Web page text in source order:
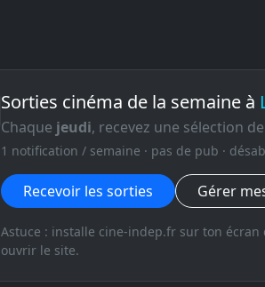
Sorties cinéma de la semaine à
Chaque jeudi, recevez une sélection de
1 notification / semaine · pas de pub ·
Recevoir les sorties Gérer
Astuce : installe cine-indep.fr sur ton écran
ouvrir le site.